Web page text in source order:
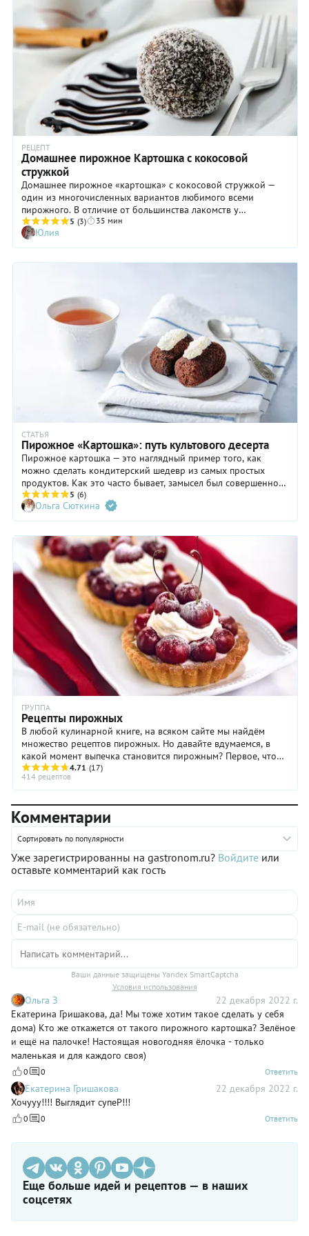
РЕЦЕПТ
Домашнее пирожное Картошка с кокосовой
стружкой
Домашнее пирожное «картошка» с кокосовой стружкой —
один из многочисленных вариантов любимого всеми
пирожного. В отличие от большинства лакомств у
«картошки» нет эталонного рецепта. Даже в советские
времена ее готовили из самых разных ингредиентов — кто-
то покупал простые сладкие сухарики, а кто-то не ленился
печь и сушить бисквиты. Поэтому у всех «картошка» была
сортов старой доброй «картошки». Мы предлагаем вам
рецепт «тропической» вариации — кокосовой «картошки».
Благо всяких продуктов на основе кокоса в продаже
достаточно. При определенном усердии можно даже
приготовить веганскую постную «картошку» — на кокосовом
масле. Но мы все-таки сделаем на сливочном. Так вкуснее.
5 (3) 35 мин
Юлия
СТАТЬЯ
Пирожное «Картошка»: путь культового десерта
Пирожное картошка — это наглядный пример того, как
можно сделать кондитерский шедевр из самых простых
продуктов. Как это часто бывает, замысел был совершенно
другим, но результат оказался просто фантастическим.
Созданная для утилизации бисквитных обрезков в
общепите, «Картошка» быстро завоевала симпатии хозяек. И
стала культовым десертом в нашей стране.
5 (6)
Ольга Сюткина
ГРУППА
Рецепты пирожных
В любой кулинарной книге, на всяком сайте мы найдём
множество рецептов пирожных. Но давайте вдумаемся, в
какой момент выпечка становится пирожным? Первое, что
приходит в голову – пирожное всегда подаётся порционно.
То есть, кусок торта это уже пирожное? Да, если его подали
к столу не в виде целого торта. Пирожное – это выпечка с
кремом. А вот и нет, далеко не всегда. Есть рецепты
пирожных с желе, помадкой, глазурью – но без крема. Но
что объединяет все пирожные (кроме порционности,
4.71 (17)
414 рецептов
Комментарии
Сортировать по популярности
Уже зарегистрированны на gastronom.ru? Войдите или
оставьте комментарий как гость
Ваши данные защищены Yandex SmartCaptcha
Условия использования
Ольга З
22 декабря 2022 г.
Екатерина Гришакова, да! Мы тоже хотим такое сделать у себя
дома) Кто же откажется от такого пирожного картошка? Зелёное
и ещё на палочке! Настоящая новогодняя ёлочка - только
маленькая и для каждого своя)
0 0 Ответить
Екатерина Гришакова
22 декабря 2022 г.
Хочууу!!!! Выглядит супеР!!!
0 0 Ответить
Еще больше идей и рецептов — в наших
соцсетях